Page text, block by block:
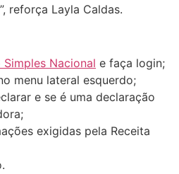
reforça Layla Caldas.
Nacional e faça login;
menu lateral esquerdo;
e se é uma declaração
exigidas pela Receita